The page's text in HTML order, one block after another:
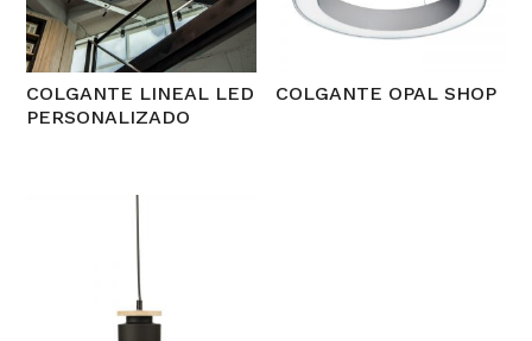
COLGANTE LINEAL LED
PERSONALIZADO
COLGANTE OPAL SHOP